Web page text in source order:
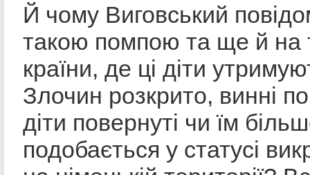
Й чому Виговський
такою помпою та ще й на
країни, де ці діти
Злочин розкрито, винні
діти повернуті чи їм
подобається у статусі